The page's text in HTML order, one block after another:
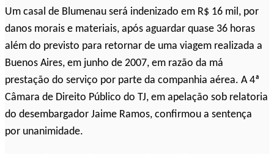
Um casal de Blumenau será indenizado em R$ 16 mil, por
danos morais e materiais, após aguardar quase 36 horas
além do previsto para retornar de uma viagem realizada a
Buenos Aires, em junho de 2007, em razão da má
prestação do serviço por parte da companhia aérea. A 4ª
Câmara de Direito Público do TJ, em apelação sob relatoria
do desembargador Jaime Ramos, confirmou a sentença
por unanimidade.